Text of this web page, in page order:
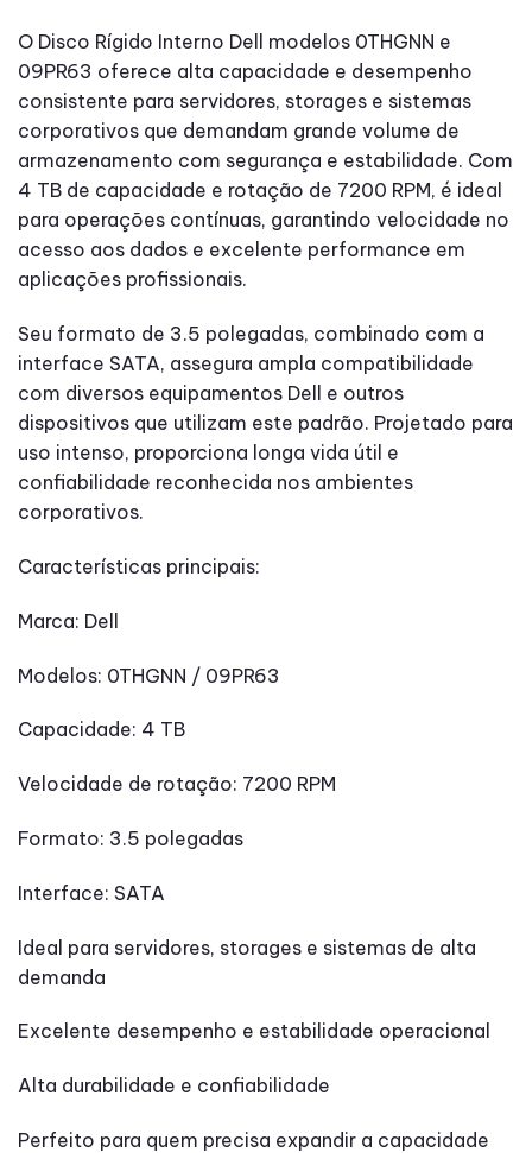
O Disco Rígido Interno Dell modelos 0THGNN e
09PR63 oferece alta capacidade e desempenho
consistente para servidores, storages e sistemas
corporativos que demandam grande volume de
armazenamento com segurança e estabilidade. Com
4 TB de capacidade e rotação de 7200 RPM, é ideal
para operações contínuas, garantindo velocidade no
acesso aos dados e excelente performance em
aplicações profissionais.
Seu formato de 3.5 polegadas, combinado com a
interface SATA, assegura ampla compatibilidade
com diversos equipamentos Dell e outros
dispositivos que utilizam este padrão. Projetado para
uso intenso, proporciona longa vida útil e
confiabilidade reconhecida nos ambientes
corporativos.
Características principais:
Marca: Dell
Modelos: 0THGNN / 09PR63
Capacidade: 4 TB
Velocidade de rotação: 7200 RPM
Formato: 3.5 polegadas
Interface: SATA
Ideal para servidores, storages e sistemas de alta
demanda
Excelente desempenho e estabilidade operacional
Alta durabilidade e confiabilidade
Perfeito para quem precisa expandir a capacidade